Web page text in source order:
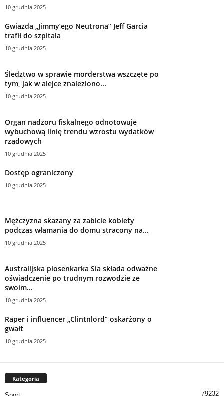
10 grudnia 2025
Gwiazda „Jimmy’ego Neutrona” Jeff Garcia
trafił do szpitala
10 grudnia 2025
Śledztwo w sprawie morderstwa wszczęte po
tym, jak w alejce znaleziono...
10 grudnia 2025
Organ nadzoru fiskalnego odnotowuje
wybuchową linię trendu wzrostu wydatków
rządowych
10 grudnia 2025
Dostęp ograniczony
10 grudnia 2025
Mężczyzna skazany za zabicie kobiety
podczas włamania do domu stracony na...
10 grudnia 2025
Australijska piosenkarka Sia składa odważne
oświadczenie po trudnym rozwodzie ze
swoim...
10 grudnia 2025
Raper i influencer „Clintnlord” oskarżony o
gwałt
10 grudnia 2025
Kategoria
79232